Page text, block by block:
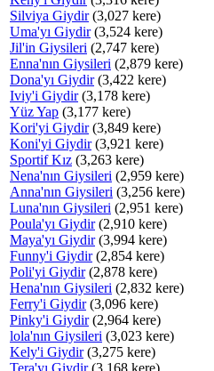
Silviya Giydir(3,027 kere)
Uma'yı Giydir(3,524 kere)
Jil'in Giysileri (2,747 kere)
Enna'nın Giysileri (2,879 kere)
Dona'yı Giydir(3,422 kere)
Iviy'i Giydir(3,178 kere)
Yüz Yap (3,177 kere)
Kori'yi Giydir(3,849 kere)
Koni'yi Giydir(3,921 kere)
Sportif Kız (3,263 kere)
Nena'nın Giysileri (2,959 kere)
Anna'nın Giysileri (3,256 kere)
Luna'nın Giysileri (2,951 kere)
Poula'yı Giydir(2,910 kere)
Maya'yı Giydir(3,994 kere)
Funny'i Giydir(2,854 kere)
Poli'yi Giydir(2,878 kere)
Hena'nın Giysileri (2,832 kere)
Ferry'i Giydir(3,096 kere)
Pinky'i Giydir(2,964 kere)
lola'nın Giysileri (3,023 kere)
Kely'i Giydir(3,275 kere)
Tera'yı Giydir(3,168 kere)